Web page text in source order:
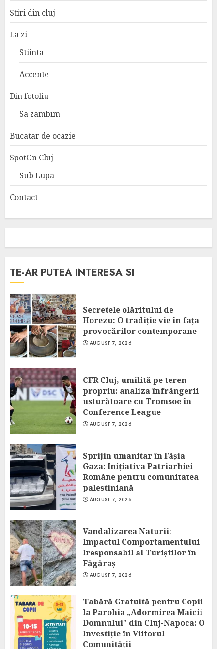
Stiri din cluj
La zi
Stiinta
Accente
Din fotoliu
Sa zambim
Bucatar de ocazie
SpotOn Cluj
Sub Lupa
Contact
TE-AR PUTEA INTERESA SI
Secretele olăritului de
Horezu: O tradiție vie în fața
provocărilor contemporane
AUGUST 7, 2026
CFR Cluj, umilită pe teren
propriu: analiza înfrângerii
usturătoare cu Tromsoe în
Conference League
AUGUST 7, 2026
Sprijin umanitar în Fâșia
Gaza: Inițiativa Patriarhiei
Române pentru comunitatea
palestiniană
AUGUST 7, 2026
Vandalizarea Naturii:
Impactul Comportamentului
Iresponsabil al Turiștilor în
Făgăraș
AUGUST 7, 2026
Tabără Gratuită pentru Copii
la Parohia „Adormirea Maicii
Domnului” din Cluj-Napoca: O
Investiție în Viitorul
Comunității